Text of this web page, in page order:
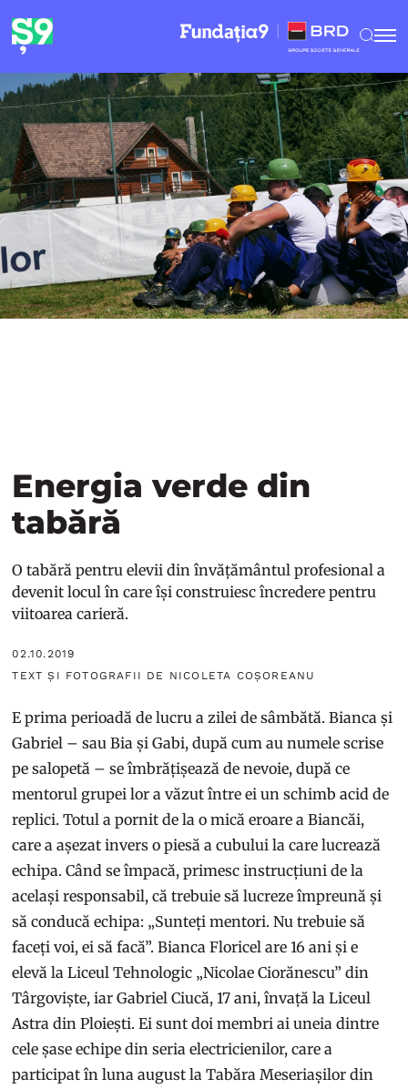
Energia verde din
tabără
O tabără pentru elevii din învățământul profesional a
devenit locul în care își construiesc încredere pentru
viitoarea carieră.
02.10.2019
TEXT ȘI FOTOGRAFII DE NICOLETA COȘOREANU
E prima perioadă de lucru a zilei de sâmbătă. Bianca și
Gabriel – sau Bia și Gabi, după cum au numele scrise
pe salopetă – se îmbrățișează de nevoie, după ce
mentorul grupei lor a văzut între ei un schimb acid de
replici. Totul a pornit de la o mică eroare a Biancăi,
care a așezat invers o piesă a cubului la care lucrează
echipa. Când se împacă, primesc instrucțiuni de la
același responsabil, că trebuie să lucreze împreună și
să conducă echipa: „Sunteți mentori. Nu trebuie să
faceți voi, ei să facă”. Bianca Floricel are 16 ani și e
elevă la Liceul Tehnologic „Nicolae Ciorănescu” din
Târgoviște, iar Gabriel Ciucă, 17 ani, învață la Liceul
Astra din Ploiești. Ei sunt doi membri ai uneia dintre
cele șase echipe din seria electricienilor, care a
participat în luna august la Tabăra Meseriașilor din